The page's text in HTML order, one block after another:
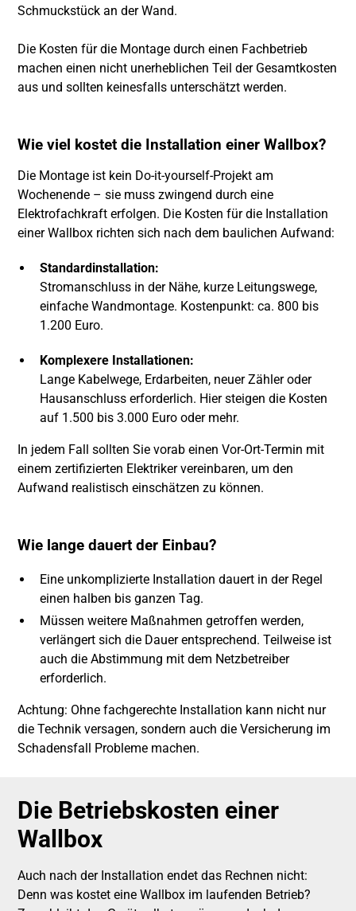
Schmuckstück an der Wand.
Die Kosten für die Montage durch einen Fachbetrieb
machen einen nicht unerheblichen Teil der Gesamtkosten
aus und sollten keinesfalls unterschätzt werden.
Wie viel kostet die Installation einer Wallbox?
Die Montage ist kein Do-it-yourself-Projekt am
Wochenende – sie muss zwingend durch eine
Elektrofachkraft erfolgen. Die Kosten für die Installation
einer Wallbox richten sich nach dem baulichen Aufwand:
Standardinstallation:
Stromanschluss in der Nähe, kurze Leitungswege,
einfache Wandmontage. Kostenpunkt: ca. 800 bis
1.200 Euro.
Komplexere Installationen:
Lange Kabelwege, Erdarbeiten, neuer Zähler oder
Hausanschluss erforderlich. Hier steigen die Kosten
auf 1.500 bis 3.000 Euro oder mehr.
In jedem Fall sollten Sie vorab einen Vor-Ort-Termin mit
einem zertifizierten Elektriker vereinbaren, um den
Aufwand realistisch einschätzen zu können.
Wie lange dauert der Einbau?
Eine unkomplizierte Installation dauert in der Regel
einen halben bis ganzen Tag.
Müssen weitere Maßnahmen getroffen werden,
verlängert sich die Dauer entsprechend. Teilweise ist
auch die Abstimmung mit dem Netzbetreiber
erforderlich.
Achtung: Ohne fachgerechte Installation kann nicht nur
die Technik versagen, sondern auch die Versicherung im
Schadensfall Probleme machen.
Die Betriebskosten einer
Wallbox
Auch nach der Installation endet das Rechnen nicht:
Denn was kostet eine Wallbox im laufenden Betrieb?